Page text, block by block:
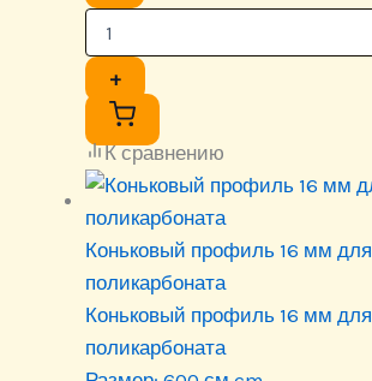
+
К сравнению
Коньковый профиль 16 мм для
поликарбоната
Коньковый профиль 16 мм для
поликарбоната